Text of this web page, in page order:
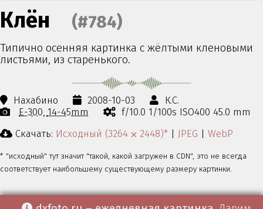
Клён (#784)
Типично осенняя картинка с жёлтыми кленовыми
листьями, из старенького.
Нахабино 2008-10-03
К.С.
E-300 14-45mm
f/10.0 1/100s ISO400 45.0 mm
Скачать: Исходный (3264 ⨉ 2448)* | JPEG | WebP
* "исходный" тут значит "такой, какой загружен в CDN", это не всегда
соответствует наибольшему существующему размеру картинки.